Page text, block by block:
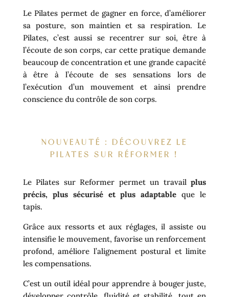
Le Pilates permet de gagner en force, d’améliorer
sa posture, son maintien et sa respiration. Le
Pilates, c’est aussi se recentrer sur soi, être à
l’écoute de son corps, car cette pratique demande
beaucoup de concentration et une grande capacité
à être à l’écoute de ses sensations lors de
l’exécution d’un mouvement et ainsi prendre
conscience du contrôle de son corps.
NOUVEAUTÉ : DÉCOUVREZ LE
PILATES SUR RÉFORMER !
Le Pilates sur Reformer permet un travailplus
précis, plus sécurisé et plus adaptable que le
tapis.
Grâce aux ressorts et aux réglages, il assiste ou
intensifie le mouvement, favorise un renforcement
profond, améliore l’alignement postural et limite
les compensations.
C’est un outil idéal pour apprendre à bouger juste,